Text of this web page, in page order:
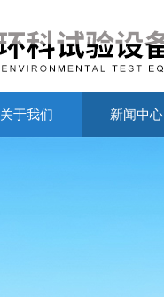
关于我们 新闻中心